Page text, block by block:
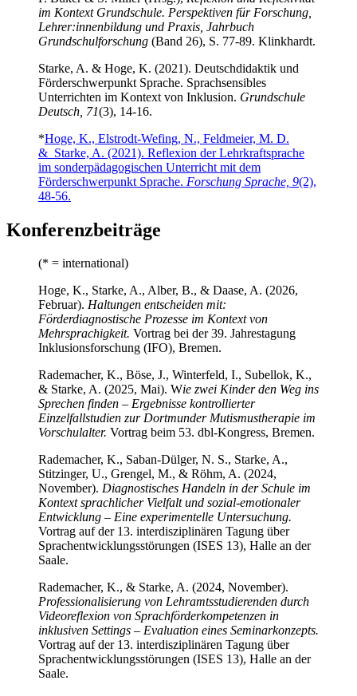
im Kontext Grundschule. Perspektiven für Forschung,
Lehrer:innenbildung und Praxis, Jahrbuch
Grundschulforschung (Band 26), S. 77-89. Klinkhardt.
Starke, A. & Hoge, K. (2021). Deutschdidaktik und
Förderschwerpunkt Sprache. Sprachsensibles
Unterrichten im Kontext von Inklusion. Grundschule
Deutsch, 71(3), 14-16.
*Hoge, K., Elstrodt-Wefing, N., Feldmeier, M. D.
& Starke, A. (2021). Reflexion der Lehrkraftsprache
im sonderpädagogischen Unterricht mit dem
Förderschwerpunkt Sprache. Forschung Sprache, 9(2),
48-56.
Konferenzbeiträge
(* = international)
Hoge, K., Starke, A., Alber, B., & Daase, A. (2026,
Februar). Haltungen entscheiden mit:
Förderdiagnostische Prozesse im Kontext von
Mehrsprachigkeit. Vortrag bei der 39. Jahrestagung
Inklusionsforschung (IFO), Bremen.
Rademacher, K., Böse, J., Winterfeld, I., Subellok, K.,
& Starke, A. (2025, Mai). Wie zwei Kinder den Weg ins
Sprechen finden – Ergebnisse kontrollierter
Einzelfallstudien zur Dortmunder Mutismustherapie im
Vorschulalter. Vortrag beim 53. dbl-Kongress, Bremen.
Rademacher, K., Saban-Dülger, N. S., Starke, A.,
Stitzinger, U., Grengel, M., & Röhm, A. (2024,
November). Diagnostisches Handeln in der Schule im
Kontext sprachlicher Vielfalt und sozial-emotionaler
Entwicklung – Eine experimentelle Untersuchung.
Vortrag auf der 13. interdisziplinären Tagung über
Sprachentwicklungsstörungen (ISES 13), Halle an der
Saale.
Rademacher, K., & Starke, A. (2024, November).
Professionalisierung von Lehramtsstudierenden durch
Videoreflexion von Sprachförderkompetenzen in
inklusiven Settings – Evaluation eines Seminarkonzepts.
Vortrag auf der 13. interdisziplinären Tagung über
Sprachentwicklungsstörungen (ISES 13), Halle an der
Saale.